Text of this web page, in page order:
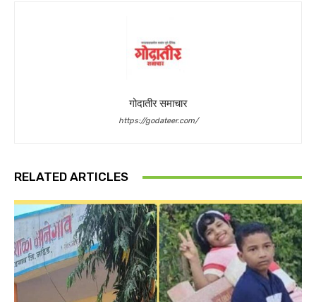
गोदातीर समाचार
https://godateer.com/
RELATED ARTICLES